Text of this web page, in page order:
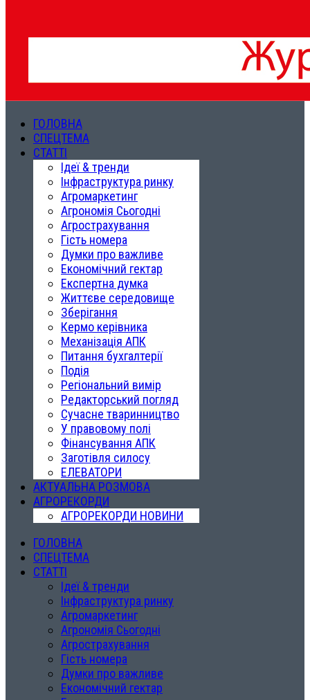
ГОЛОВНА
СПЕЦТЕМА
СТАТТІ
Ідеї & тренди
Інфраструктура ринку
Агромаркетинг
Агрономія Сьогодні
Агрострахування
Гість номера
Думки про важливе
Економічний гектар
Експертна думка
Життєве середовище
Зберігання
Кермо керівника
Механізація АПК
Питання бухгалтерії
Подія
Регіональний вимір
Редакторський погляд
Сучасне тваринництво
У правовому полі
Фінансування АПК
Заготівля силосу
ЕЛЕВАТОРИ
АКТУАЛЬНА РОЗМОВА
АГРОРЕКОРДИ
АГРОРЕКОРДИ НОВИНИ
ГОЛОВНА
СПЕЦТЕМА
СТАТТІ
Ідеї & тренди
Інфраструктура ринку
Агромаркетинг
Агрономія Сьогодні
Агрострахування
Гість номера
Думки про важливе
Економічний гектар